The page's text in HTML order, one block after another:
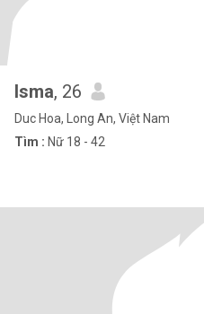
Isma, 26
Duc Hoa, Long An, Việt Nam
Tìm : Nữ 18 - 42